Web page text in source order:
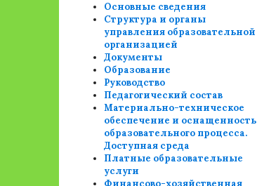
Основные сведения
Структура и органы
управления образовательной
организацией
Документы
Образование
Руководство
Педагогический состав
Материально-техническое
обеспечение и оснащенность
образовательного процесса.
Доступная среда
Платные образовательные
услуги
Финансово-хозяйственная